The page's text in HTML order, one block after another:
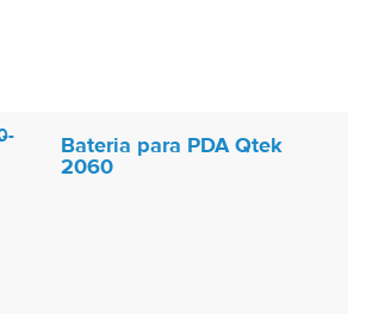
Bateria para PDA Qtek
2060